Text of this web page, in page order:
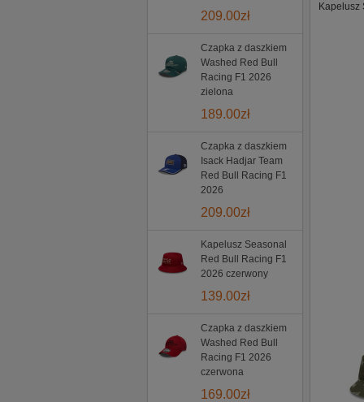
209.00zł
Czapka z daszkiem
Washed Red Bull
Racing F1 2026
zielona
189.00zł
Czapka z daszkiem
Isack Hadjar Team
Red Bull Racing F1
2026
209.00zł
Kapelusz Seasonal
Red Bull Racing F1
2026 czerwony
139.00zł
Czapka z daszkiem
Washed Red Bull
Racing F1 2026
czerwona
169.00zł
Kapelusz